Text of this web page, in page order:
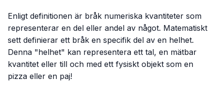
Enligt definitionen är bråk numeriska kvantiteter som
representerar en del eller andel av något. Matematiskt
sett definierar ett bråk en specifik del av en helhet.
Denna "helhet" kan representera ett tal, en mätbar
kvantitet eller till och med ett fysiskt objekt som en
pizza eller en paj!